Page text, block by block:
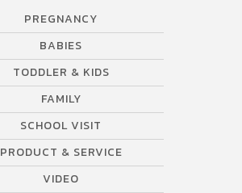
PREGNANCY
BABIES
TODDLER & KIDS
FAMILY
SCHOOL VISIT
PRODUCT & SERVICE
VIDEO